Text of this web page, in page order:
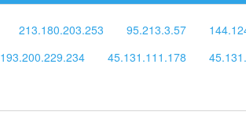
213.180.203.253 95.213.3.57
193.200.229.234 45.131.111.178